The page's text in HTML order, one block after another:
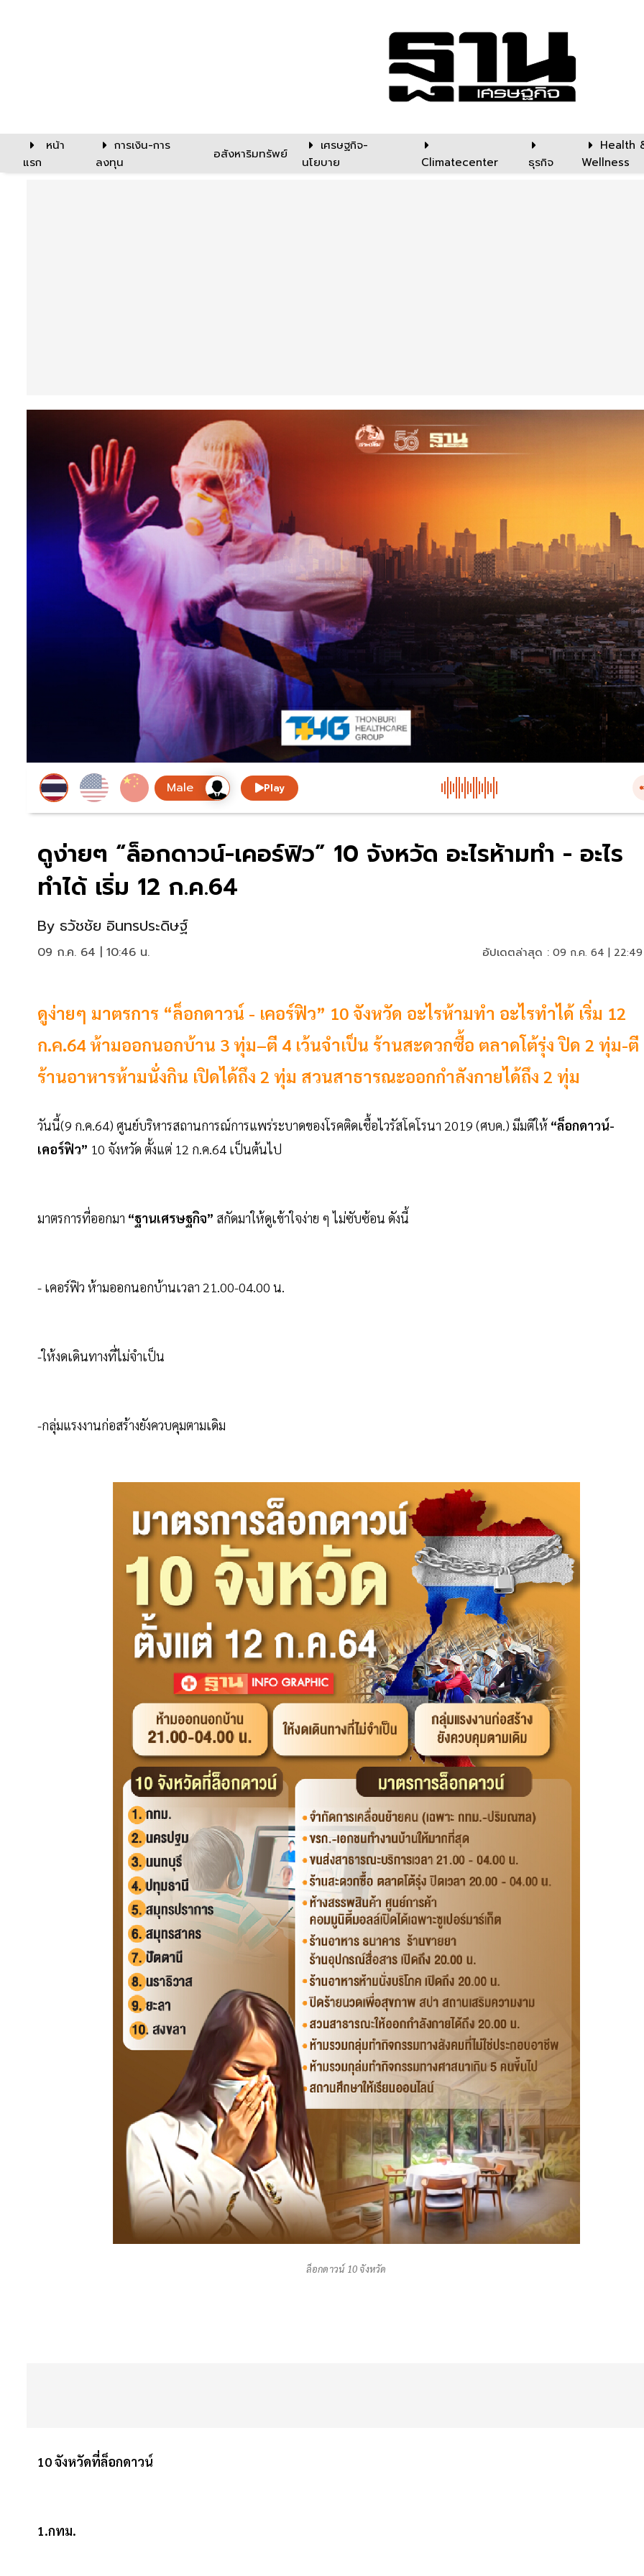
หน้า
แรก
การเงิน-การ
ลงทุน
อสังหาริมทรัพย์
เศรษฐกิจ-
นโยบาย
Climatecenter ธุรกิจ
Health
Wellness
Play
ดูง่ายๆ “ล็อกดาวน์-เคอร์ฟิว” 10 จังหวัด อะไรห้ามทำ - อะไร
ทำได้ เริ่ม 12 ก.ค.64
By ธวัชชัย อินทรประดิษฐ์
09 ก.ค. 64 | 10:46 น. อัปเดตล่าสุด : 09 ก.ค. 64 |
ดูง่ายๆ มาตรการ “ล็อกดาวน์ - เคอร์ฟิว” 10 จังหวัด อะไรห้ามทำ อะไรทำได้ เริ่ม 12
ก.ค.64 ห้ามออกนอกบ้าน 3 ทุ่ม–ตี 4 เว้นจำเป็น ร้านสะดวกซื้อ ตลาดโต้รุ่ง ปิด 2 ทุ่ม-ตี
ร้านอาหารห้ามนั่งกิน เปิดได้ถึง 2 ทุ่ม สวนสาธารณะออกกำลังกายได้ถึง 2 ทุ่ม
วันนี้(9 ก.ค.64) ศูนย์บริหารสถานการณ์การแพร่ระบาดของโรคติดเชื้อไวรัสโคโรนา 2019 (ศบค.) มีมติให้ “ล็อกดาวน์-
เคอร์ฟิว” 10 จังหวัด ตั้งแต่ 12 ก.ค.64 เป็นต้นไป
มาตรการที่ออกมา “ฐานเศรษฐกิจ” สกัดมาให้ดูเข้าใจง่าย ๆ ไม่ซับซ้อน ดังนี้
- เคอร์ฟิว ห้ามออกนอกบ้านเวลา 21.00-04.00 น.
-ให้งดเดินทางที่ไม่จำเป็น
-กลุ่มแรงงานก่อสร้างยังควบคุมตามเดิม
ล็อกดาวน์ 10 จังหวัด
10 จังหวัดที่ล็อกดาวน์
1.กทม.